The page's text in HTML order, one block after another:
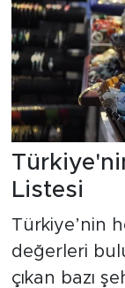
Listesi
Türkiye’nin
değerleri
çıkan bazı